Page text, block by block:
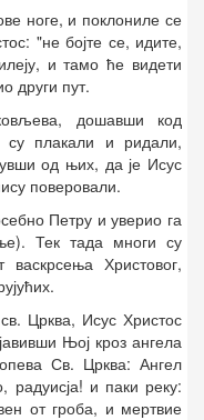
ноге, и поклониле се
"не бојте се, идите,
и тамо ће видети
други пут.
дошавши код
су плакали и ридали,
од њих, да је Исус
поверовали.
Петру и уверио га
Тек тада многи су
васкрсења Христовог,
Црква, Исус Христос
Њој кроз ангела
Св. Црква: Ангел
радуисја! и паки реку:
от гроба, и мертвие